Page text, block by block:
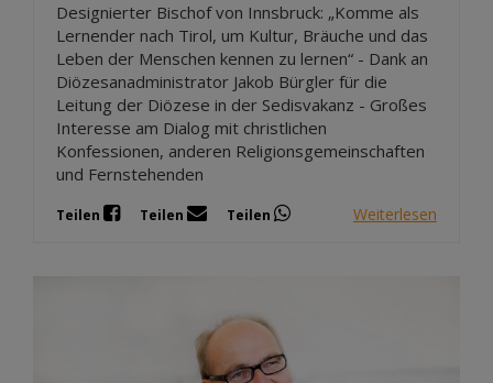
Designierter Bischof von Innsbruck: „Komme als
Lernender nach Tirol, um Kultur, Bräuche und das
Leben der Menschen kennen zu lernen“ - Dank an
Diözesanadministrator Jakob Bürgler für die
Leitung der Diözese in der Sedisvakanz - Großes
Interesse am Dialog mit christlichen
Konfessionen, anderen Religionsgemeinschaften
und Fernstehenden
Teilen Teilen Teilen Weiterlesen